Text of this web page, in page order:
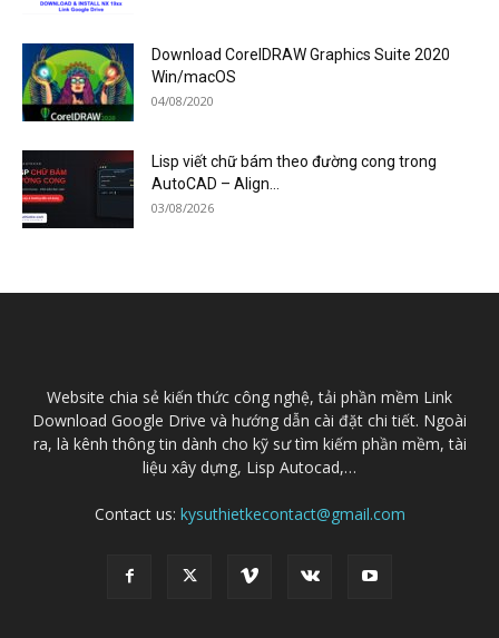
Download CorelDRAW Graphics Suite 2020
Win/macOS
04/08/2020
Lisp viết chữ bám theo đường cong trong
AutoCAD – Align...
03/08/2026
Website chia sẻ kiến thức công nghệ, tải phần mềm Link
Download Google Drive và hướng dẫn cài đặt chi tiết. Ngoài
ra, là kênh thông tin dành cho kỹ sư tìm kiếm phần mềm, tài
liệu xây dựng, Lisp Autocad,…
Contact us: kysuthietkecontact@gmail.com